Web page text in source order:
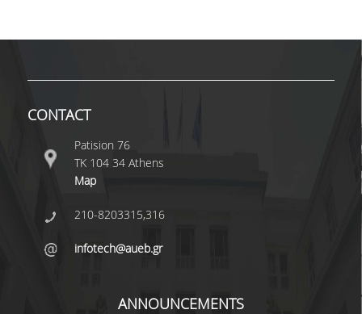
CONTACT
Patision 76
ΤΚ 104 34 Athens
Map
210-8203315,316
infotech@aueb.gr
ANNOUNCEMENTS